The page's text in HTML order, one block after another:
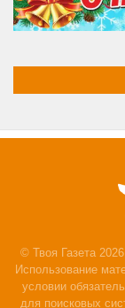
© Твоя Газета
Использование
условии
для поисковых